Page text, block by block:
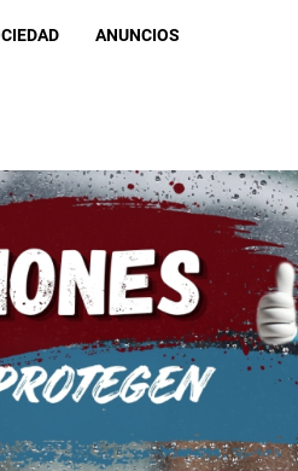
ANUNCIOS